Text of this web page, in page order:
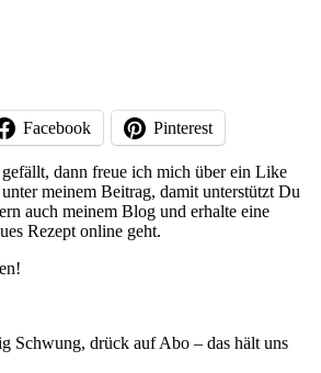
Facebook Pinterest
dann freue ich mich über ein Like
meinem Beitrag, damit unterstützt Du
auch meinem Blog und erhalte eine
Rezept online geht.
Schwung, drück auf Abo – das hält uns